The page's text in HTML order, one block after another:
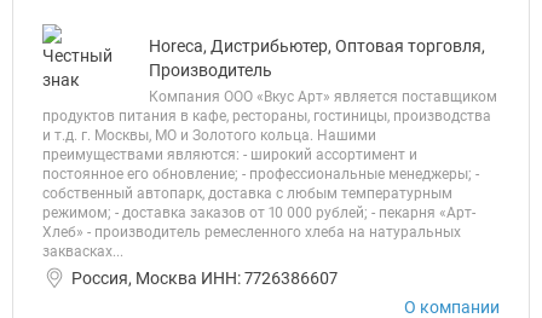
Horeca, Дистрибьютер, Оптовая торговля,
Производитель
Компания ООО «Вкус Арт» является поставщиком
продуктов питания в кафе, рестораны, гостиницы, производства
и т.д. г. Москвы, МО и Золотого кольца. Нашими
преимуществами являются: - широкий ассортимент и
постоянное его обновление; - профессиональные менеджеры; -
собственный автопарк, доставка с любым температурным
режимом; - доставка заказов от 10 000 рублей; - пекарня «Арт-
Хлеб» - производитель ремесленного хлеба на натуральных
заквасках...
Россия, Москва ИНН: 7726386607
О компании